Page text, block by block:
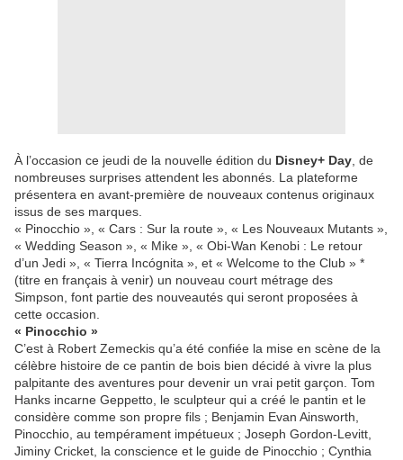
À l’occasion ce jeudi de la nouvelle édition du Disney+ Day , de
nombreuses surprises attendent les abonnés. La plateforme
présentera en avant-première de nouveaux contenus originaux
issus de ses marques.
« Pinocchio », « Cars : Sur la route », « Les Nouveaux Mutants »,
« Wedding Season », « Mike », « Obi-Wan Kenobi : Le retour
d’un Jedi », « Tierra Incógnita », et « Welcome to the Club » *
(titre en français à venir) un nouveau court métrage des
Simpson, font partie des nouveautés qui seront proposées à
cette occasion.
« Pinocchio »
C’est à Robert Zemeckis qu’a été confiée la mise en scène de la
célèbre histoire de ce pantin de bois bien décidé à vivre la plus
palpitante des aventures pour devenir un vrai petit garçon. Tom
Hanks incarne Geppetto, le sculpteur qui a créé le pantin et le
considère comme son propre fils ; Benjamin Evan Ainsworth,
Pinocchio, au tempérament impétueux ; Joseph Gordon-Levitt,
Jiminy Cricket, la conscience et le guide de Pinocchio ; Cynthia